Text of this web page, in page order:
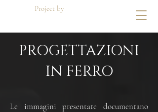
Project by
PROGETTAZIONI
IN FERRO
Le immagini presentate documentano